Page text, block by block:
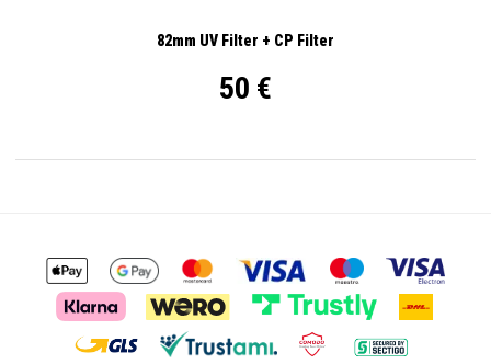
82mm UV Filter + CP Filter
50 €